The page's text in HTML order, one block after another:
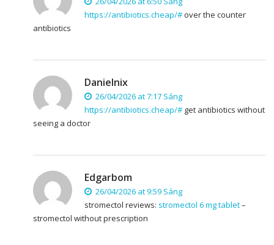
https://antibiotics.cheap/#over the counter
antibiotics
Danielnix
26/04/2026 at 7:17 Sáng
https://antibiotics.cheap/#get antibiotics without
seeing a doctor
Edgarbom
26/04/2026 at 9:59 Sáng
stromectol reviews: stromectol 6 mg tablet–
stromectol without prescription